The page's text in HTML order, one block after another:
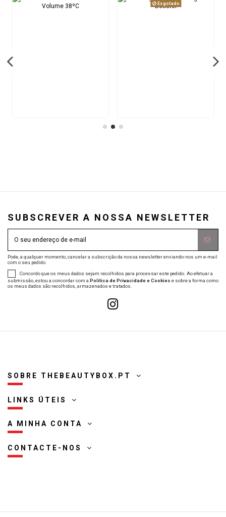
Esgotado
SUBSCREVER A NOSSA NEWSLETTER
Pode, a qualquer momento, cancelar a subscrição da nossa newsletter enviando-nos um e-mail
com o seu pedido.
Concordo que os meus dados sejam recolhidos para processar este pedido. Ao efetuar a
submissão, estou a concordar com a Política de Privacidade e Cookies e sobre a forma como
os meus dados são recolhidos, armazenados e tratados.
SOBRE THEBEAUTYBOX.PT
LINKS ÚTEIS
A MINHA CONTA
CONTACTE-NOS